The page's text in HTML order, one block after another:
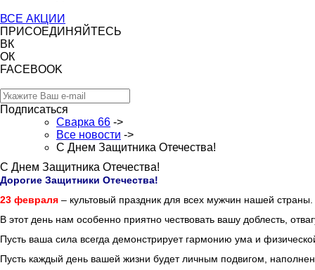
ВСЕ АКЦИИ
ПРИСОЕДИНЯЙТЕСЬ
ВК
ОК
FACEBOOK
Подписаться
Сварка 66 ->
Все новости ->
С Днем Защитника Отечества!
С Днем Защитника Отечества!
Дорогие Защитники Отечества!
23 февраля – культовый праздник для всех мужчин нашей страны.
В этот день нам особенно приятно чествовать вашу доблесть,
Пусть ваша сила всегда демонстрирует гармонию ума и
Пусть каждый день вашей жизни будет личным подвигом,